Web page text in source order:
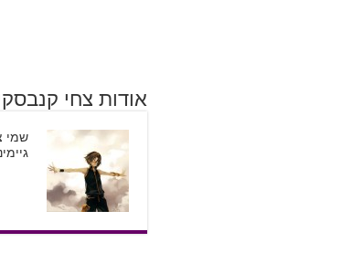
אודות צחי
גיימינג